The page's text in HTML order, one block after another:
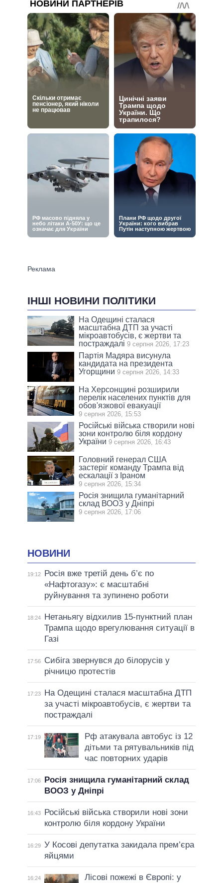
ІНШІ НОВИНИ ПОЛІТИКИ
На Одещині сталася
масштабна ДТП за участі
мікроавтобусів, є жертви та
постраждалі 9 серпня 2026, 17:23
Партія Мадяра висунула
кандидата на президента
Угорщини 9 серпня 2026, 14:33
На Херсонщині розширили
перелік населених пунктів для
обов'язкової евакуації
9 серпня 2026, 15:53
Російські війська створили нові
зони контролю біля кордону
України 9 серпня 2026, 16:43
Головний генерал США
застеріг команду Трампа від
ескалації з Іраном
9 серпня 2026, 15:34
Росія знищила гуманітарний
склад ВООЗ у Дніпрі
9 серпня 2026, 17:06
НОВИНИ
19:12
Росія вже третій день б’є по
«Нафтогазу»: є масштабні
руйнування та зупинено роботи
18:24
Нетаньягу відхилив 15-пунктний план
Трампа щодо врегулювання ситуації в
Газі
17:56
Сибіга звернувся до білорусів у
річницю протестів
17:23
На Одещині сталася масштабна ДТП
за участі мікроавтобусів, є жертви та
постраждалі
17:19
Рф атакувала автобус із 12
дітьми та рятувальників під
час повторних ударів
17:06
Росія знищила гуманітарний склад
ВООЗ у Дніпрі
16:43
Російські війська створили нові зони
контролю біля кордону України
16:29 У Косові депутатка закидала прем’єра
яйцями
16:24
Лісові пожежі в Європі: у